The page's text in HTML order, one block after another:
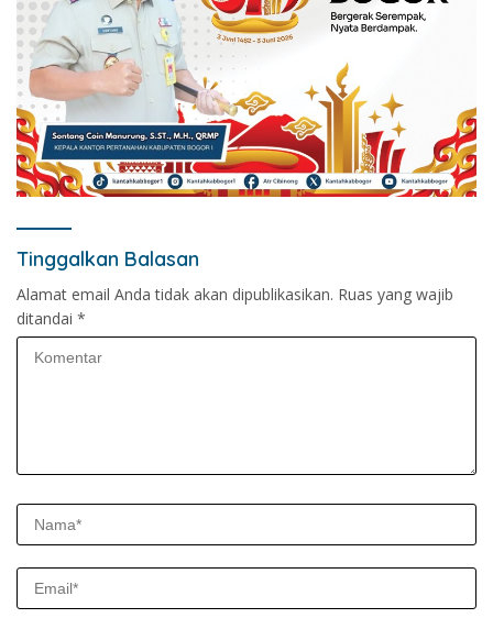
Tinggalkan Balasan
Alamat email Anda tidak akan dipublikasikan. Ruas yang wajib
ditandai *